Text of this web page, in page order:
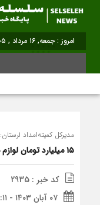
برابر با : Friday - 7 August - 2026
مدیرکل کمیته‌امداد لرستان:
۱۵ میلیارد تومان لوازم منزل بین مددجویان توزیع شد
کد خبر : 2935
۰۷ آبان ۱۴۰۳ - ۱۲:۱۱